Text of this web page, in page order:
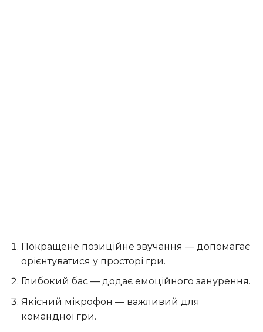
Покращене позиційне звучання — допомагає
орієнтуватися у просторі гри.
Глибокий бас — додає емоційного занурення.
Якісний мікрофон — важливий для
командної гри.